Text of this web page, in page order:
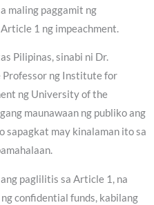
maling paggamit ng
1 ng impeachment.
Pilipinas, sinabi ni Dr.
ng Institute for
ng University of the
maunawaan ng publiko ang
sapagkat may kinalaman ito sa
paglilitis sa Article 1, na
confidential funds, kabilang